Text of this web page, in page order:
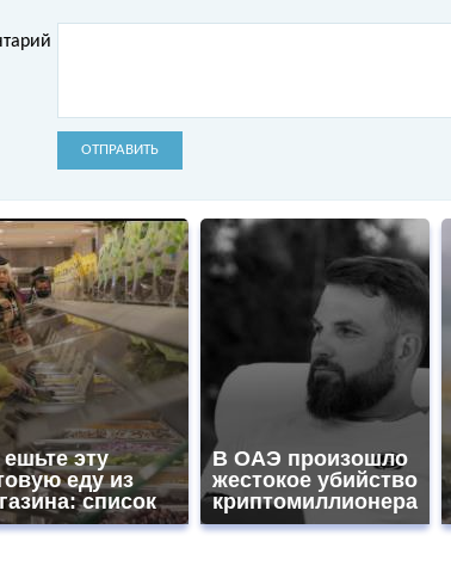
ОТПРАВИТЬ
эту
еду из
список
В ОАЭ произошло
жестокое убийство
криптомиллионера